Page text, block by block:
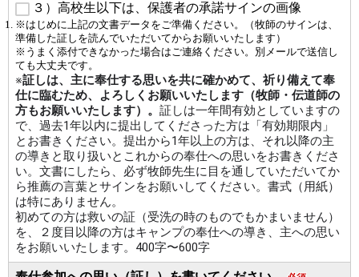
３）高校生以下は、保護者の承諾サインの画像
※はじめに上記の文書データをご準備ください。（牧師のサインは、
準備した証しを読んでいただいてからお願いいたします）
※うまく添付できなかった場合はご連絡ください。別メールで送信し
ても大丈夫です。
※証しは、主に奉仕する思いを共に確かめて、祈り備えて奉
仕に臨むため、よろしくお願いいたします（牧師・伝道師の
方もお願いいたします）。 証しは一年間有効としていますの
で、過去1年以内に提出してくださった方は「有効期限内」
とお書きください。 提出から1年以上の方は、それ以降の主
の導きと取り扱いとこれからの奉仕への思いをお書きくださ
い。 文書にしたら、必ず牧師先生に目を通していただいてか
ら推薦の言葉とサインをお願いしてください。書式（用紙）
は特にありません。
初めての方は救いの証（受洗の時のものでもかまいません）
を、２度目以降の方はキャンプの奉仕への導き、主への思い
をお願いいたします。400字〜600字